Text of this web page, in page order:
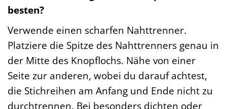
besten?
Verwende einen scharfen Nahttrenner.
Platziere die Spitze des Nahttrenners genau in
der Mitte des Knopflochs. Nähe von einer
Seite zur anderen, wobei du darauf achtest,
die Stichreihen am Anfang und Ende nicht zu
durchtrennen. Bei besonders dichten oder